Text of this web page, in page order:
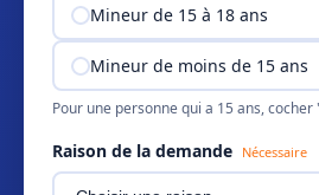
Mineur de 15 à 18 ans
Mineur de moins de 15 ans
Pour une personne qui a 15 ans,
Raison de la demande Nécessaire